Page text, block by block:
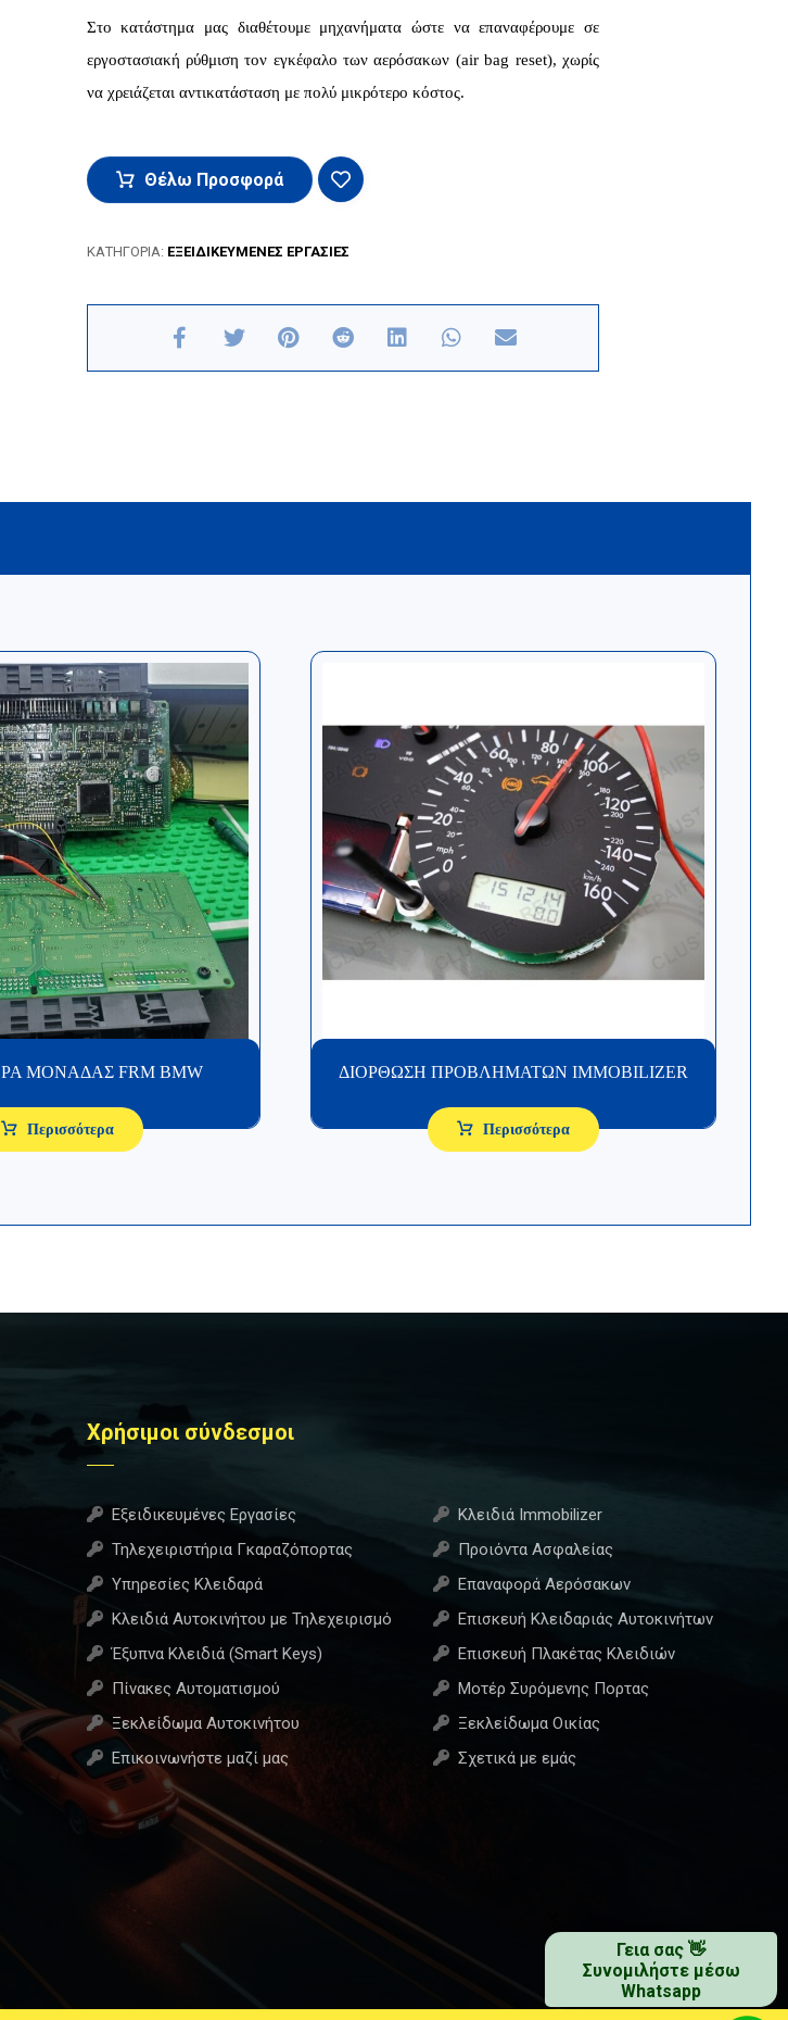
Στο κατάστημα μας διαθέτουμε μηχανήματα ώστε να επαναφέρουμε σε
εργοστασιακή ρύθμιση τον εγκέφαλο των αερόσακων (air bag reset), χωρίς
να χρειάζεται αντικατάσταση με πολύ μικρότερο κόστος.
Θέλω Προσφορά
ΚΑΤΗΓΟΡΊΑ: ΕΞΕΙΔΙΚΕΥΜΕΝΕΣ ΕΡΓΑΣΙΕΣ
ΜΟΝΑΔΑΣ FRM BMW
Περισσότερα
ΔΙΟΡΘΩΣΗ ΠΡΟΒΛΗΜΑΤΩΝ IMMOBILIZER
Περισσότερα
Χρήσιμοι σύνδεσμοι
Εξειδικευμένες Εργασίες
Κλειδιά Immobilizer
Τηλεχειριστήρια Γκαραζόπορτας
Προιόντα Ασφαλείας
Υπηρεσίες Κλειδαρά
Επαναφορά Αερόσακων
Κλειδιά Αυτοκινήτου με Τηλεχειρισμό
Επισκευή Κλειδαριάς Αυτοκινήτων
Έξυπνα Κλειδιά (Smart Keys)
Επισκευή Πλακέτας Κλειδιών
Πίνακες Αυτοματισμού
Μοτέρ Συρόμενης Πορτας
Ξεκλείδωμα Αυτοκινήτου
Ξεκλείδωμα Οικίας
Επικοινωνήστε μαζί μας
Σχετικά με εμάς
Γεια σας 👋
Συνομιλήστε μέσω
Whatsapp